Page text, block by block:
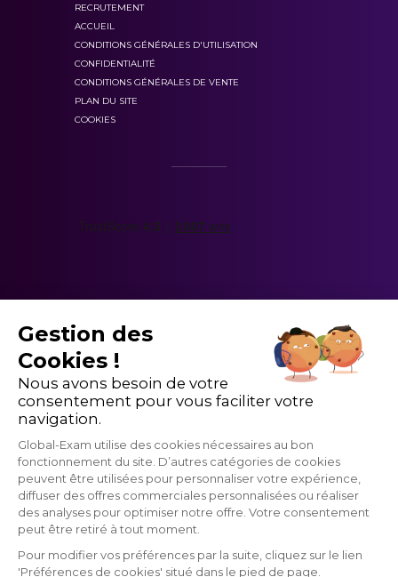
RECRUTEMENT
ACCUEIL
CONDITIONS GÉNÉRALES D'UTILISATION
CONFIDENTIALITÉ
CONDITIONS GÉNÉRALES DE VENTE
PLAN DU SITE
COOKIES
GlobalExam n'entretient aucun lien avec les institutions qui gèrent les
examens officiels du TOEIC®, du Linguaskill, du TOEFL ®, du BRIGHT,
du IELTS, du Cambridge, du Pipplet, du LanguageCert, du HSK®, du
DELE, du DELF, du TCF et du WiDaF. © 2026 GlobalExam
Gestion des
Cookies !
Nous avons besoin de votre
consentement pour vous faciliter votre
navigation.
Global-Exam utilise des cookies nécessaires au bon
fonctionnement du site. D’autres catégories de cookies
peuvent être utilisées pour personnaliser votre expérience,
diffuser des offres commerciales personnalisées ou réaliser
des analyses pour optimiser notre offre. Votre consentement
peut être retiré à tout moment.
Pour modifier vos préférences par la suite, cliquez sur le lien
'Préférences de cookies' situé dans le pied de page.